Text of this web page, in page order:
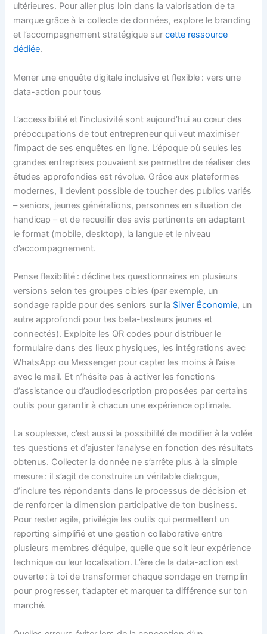
ultérieures. Pour aller plus loin dans la valorisation de ta
marque grâce à la collecte de données, explore le branding
et l’accompagnement stratégique surcette ressource
dédiée.
Mener une enquête digitale inclusive et flexible : vers une
data-action pour tous
L’accessibilité et l’inclusivité sont aujourd’hui au cœur des
préoccupations de tout entrepreneur qui veut maximiser
l’impact de ses enquêtes en ligne. L’époque où seules les
grandes entreprises pouvaient se permettre de réaliser des
études approfondies est révolue. Grâce aux plateformes
modernes, il devient possible de toucher des publics variés
– seniors, jeunes générations, personnes en situation de
handicap – et de recueillir des avis pertinents en adaptant
le format (mobile, desktop), la langue et le niveau
d’accompagnement.
Pense flexibilité : décline tes questionnaires en plusieurs
versions selon tes groupes cibles (par exemple, un
sondage rapide pour des seniors sur la Silver Économie, un
autre approfondi pour tes beta-testeurs jeunes et
connectés). Exploite les QR codes pour distribuer le
formulaire dans des lieux physiques, les intégrations avec
WhatsApp ou Messenger pour capter les moins à l’aise
avec le mail. Et n’hésite pas à activer les fonctions
d’assistance ou d’audiodescription proposées par certains
outils pour garantir à chacun une expérience optimale.
La souplesse, c’est aussi la possibilité de modifier à la volée
tes questions et d’ajuster l’analyse en fonction des résultats
obtenus. Collecter la donnée ne s’arrête plus à la simple
mesure : il s’agit de construire un véritable dialogue,
d’inclure tes répondants dans le processus de décision et
de renforcer la dimension participative de ton business.
Pour rester agile, privilégie les outils qui permettent un
reporting simplifié et une gestion collaborative entre
plusieurs membres d’équipe, quelle que soit leur expérience
technique ou leur localisation. L’ère de la data-action est
ouverte : à toi de transformer chaque sondage en tremplin
pour progresser, t’adapter et marquer ta différence sur ton
marché.